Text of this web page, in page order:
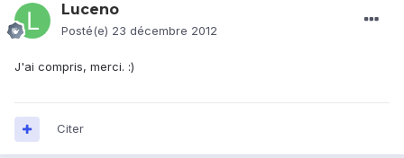
Luceno
Posté(e) 23 décembre 2012
J'ai compris, merci. :)
Citer